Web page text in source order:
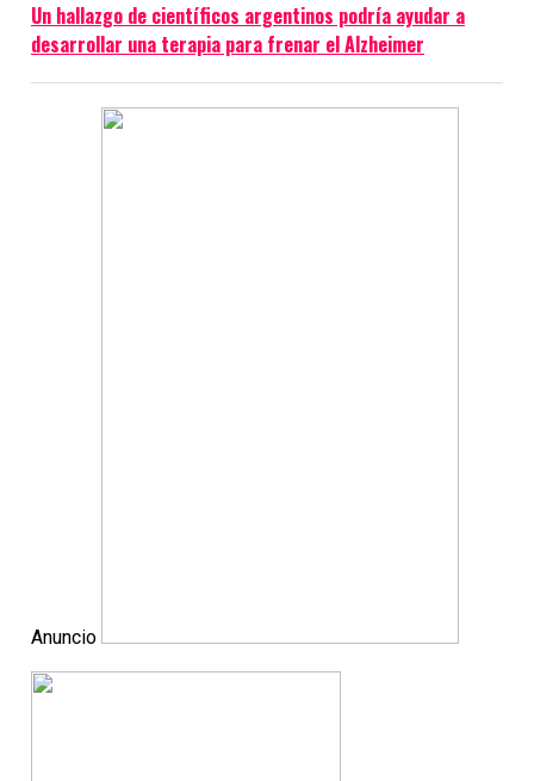
Un hallazgo de científicos argentinos podría ayudar a
desarrollar una terapia para frenar el Alzheimer
Anuncio